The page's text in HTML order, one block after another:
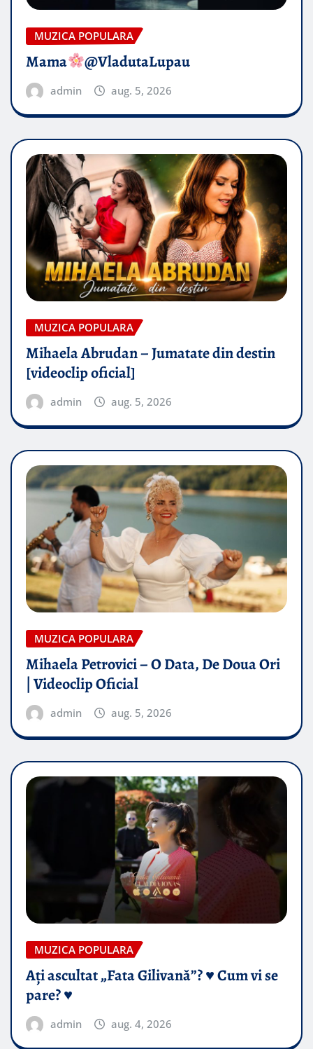
MUZICA POPULARA
Mama @VladutaLupau
admin aug. 5, 2026
MUZICA POPULARA
Mihaela Abrudan – Jumatate din destin
[videoclip oficial]
admin aug. 5, 2026
MUZICA POPULARA
Mihaela Petrovici – O Data, De Doua Ori
| Videoclip Oficial
admin aug. 5, 2026
MUZICA POPULARA
Ați ascultat „Fata Gilivană”? ♥️ Cum vi se
pare? ♥️
admin aug. 4, 2026